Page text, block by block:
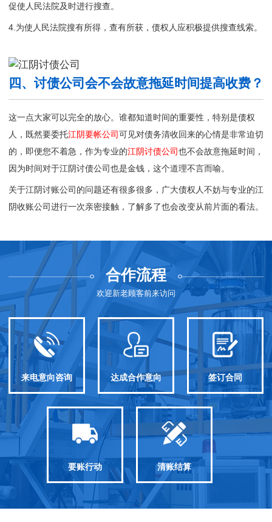
促使人民法院及时进行搜查。
4.为使人民法院搜有所得，查有所获，债权人应积极提供搜查线索。
四、讨债公司会不会故意拖延时间提高收费？
这一点大家可以完全的放心。谁都知道时间的重要性，特别是债权
人，既然要委托江阴要帐公司可见对债务清收回来的心情是非常迫切
的，即便您不着急，作为专业的江阴讨债公司也不会故意拖延时间，
因为时间对于江阴讨债公司也是金钱，这个道理不言而喻。
关于江阴讨账公司的问题还有很多很多，广大债权人不妨与专业的江
阴收账公司进行一次亲密接触，了解多了也会改变从前片面的看法。
合作流程
欢迎新老顾客前来访问
来电意向咨询 达成合作意向 签订合同
要账行动 清账结算